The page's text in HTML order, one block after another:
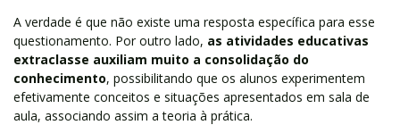
A verdade é que não existe uma resposta específica para esse
questionamento. Por outro lado, as atividades educativas
extraclasse auxiliam muito a consolidação do
conhecimento, possibilitando que os alunos experimentem
efetivamente conceitos e situações apresentados em sala de
aula, associando assim a teoria à prática.